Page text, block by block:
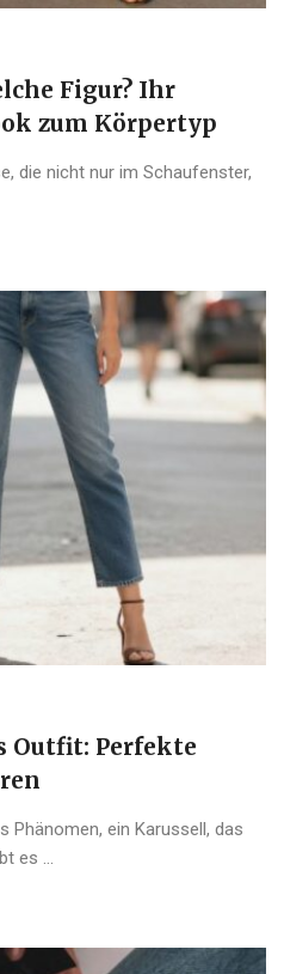
Figur? Ihr
zum Körpertyp
die nicht nur im Schaufenster,
Outfit: Perfekte
Phänomen, ein Karussell, das
es ...